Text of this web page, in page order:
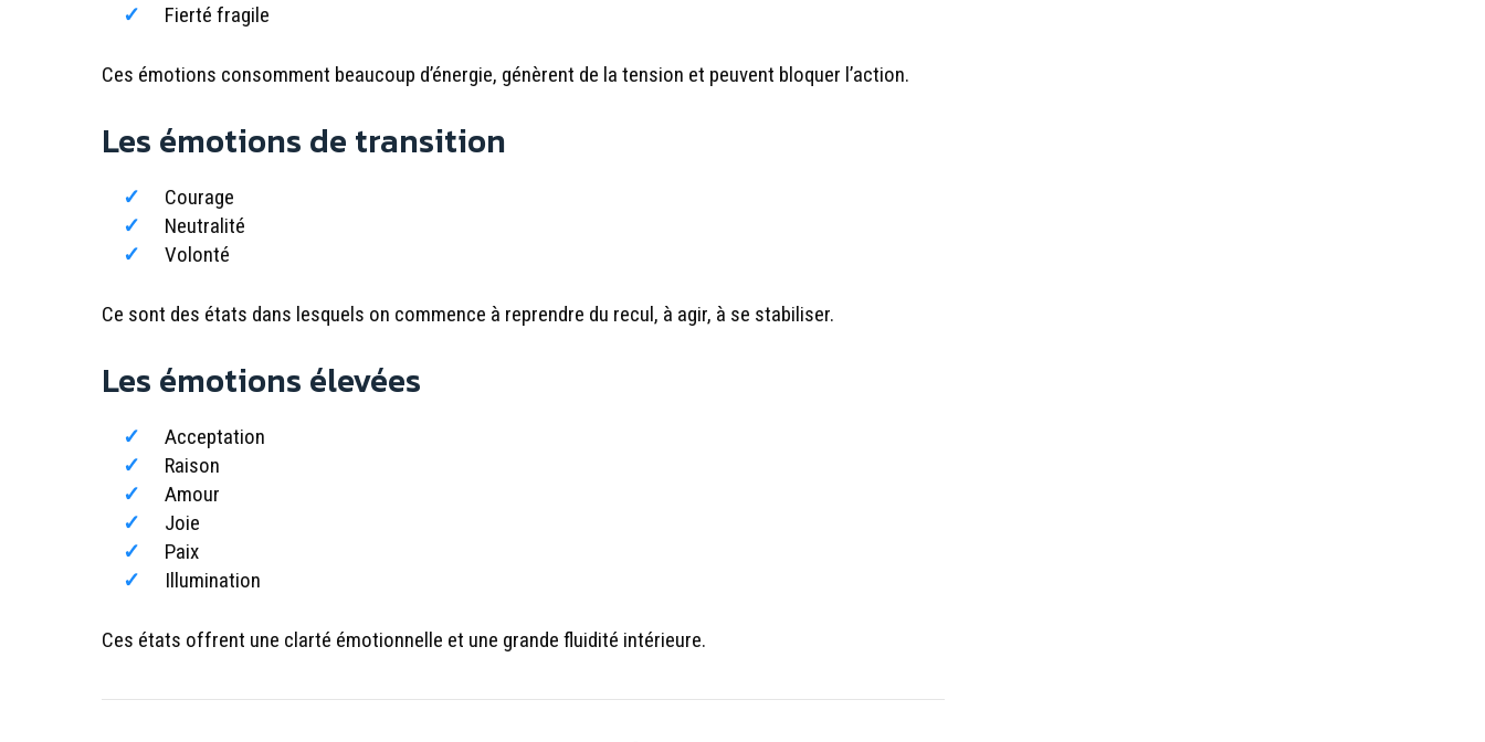
Fierté fragile
Ces émotions consomment beaucoup d’énergie, génèrent de la tension et peuvent bloquer l’action.
Les émotions de transition
Courage
Neutralité
Volonté
Ce sont des états dans lesquels on commence à reprendre du recul, à agir, à se stabiliser.
Les émotions élevées
Acceptation
Raison
Amour
Joie
Paix
Illumination
Ces états offrent une clarté émotionnelle et une grande fluidité intérieure.